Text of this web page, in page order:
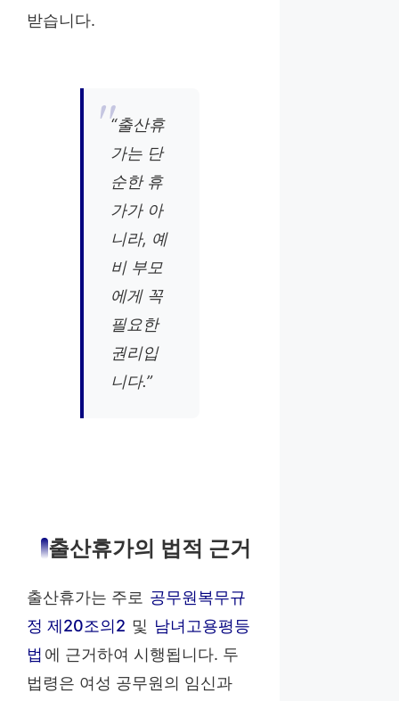
받습니다.
“출산휴
가는 단
순한 휴
가가 아
니라, 예
비 부모
에게 꼭
필요한
권리입
니다.”
출산휴가의 법적 근거
출산휴가는 주로 공무원복무규
정 제20조의2 및 남녀고용평등
법 에 근거하여 시행됩니다. 두
법령은 여성 공무원의 임신과